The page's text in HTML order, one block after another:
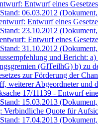
Entwurf eines
06.03.2012
Entwurf eines
23.10.2012
Entwurf eines
31.10.2012
und Bericht:
(GlTeilhG) b) zu
zur Förderung der
weiterer Abgeordneter und
17/11139 - Entwurf
15.03.2013
Verbindliche Quote für
17.04.2013